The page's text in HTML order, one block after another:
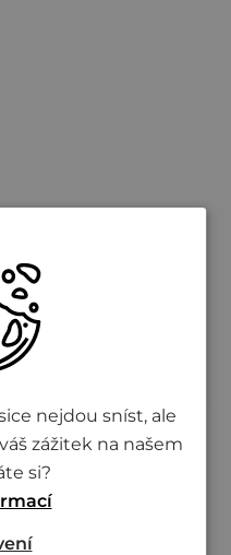
600
nejdou sníst, ale
zážitek na našem
si?